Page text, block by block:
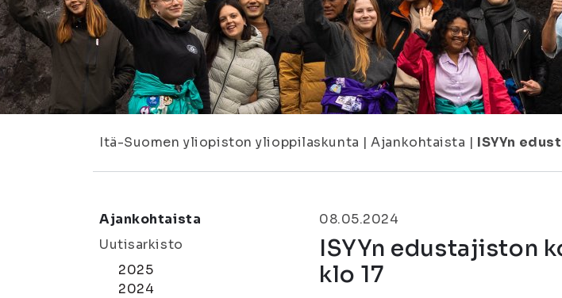
Itä-Suomen yliopiston ylioppilaskunta | Ajankohtaista | ISYYn
Ajankohtaista
Uutisarkisto
2025
2024
08.05.2024
ISYYn edustajiston
klo 17